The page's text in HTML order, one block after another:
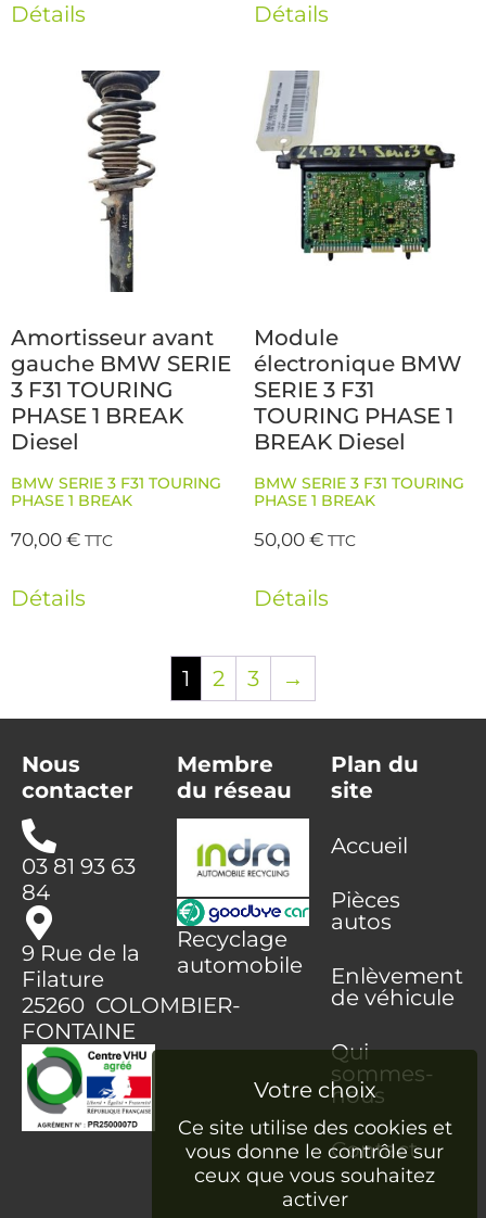
Détails Détails
Amortisseur avant
gauche BMW SERIE
3 F31 TOURING
PHASE 1 BREAK
Diesel
BMW SERIE 3 F31 TOURING
PHASE 1 BREAK
70,00€ TTC
Détails
Module
électronique BMW
SERIE 3 F31
TOURING PHASE 1
BREAK Diesel
BMW SERIE 3 F31 TOURING
PHASE 1 BREAK
50,00€ TTC
Détails
1 2 3 →
Nous
contacter
03 81 93 63
84
9 Rue de la
Filature
25260 COLOMBIER-
FONTAINE
Membre
du réseau
Recyclage
automobile
Plan du
site
Accueil
Pièces
autos
Enlèvement
de véhicule
Qui
sommes-
nous
Contact
Ce site utilise des cookies et
vous donne le contrôle sur
ceux que vous souhaitez
activer